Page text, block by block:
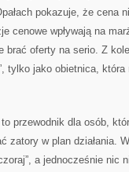
pokazuje, że cena
cenowe wpływają na
brać oferty na serio. Z
tylko jako obietnica,
przewodnik dla osób,
zatory w plan działania.
a jednocześnie nic